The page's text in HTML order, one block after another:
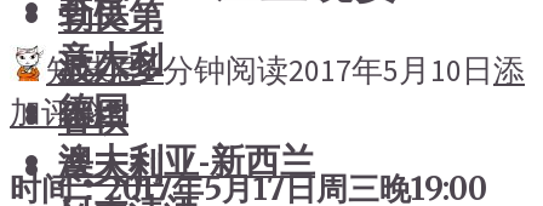
意大利
德国
澳大利亚-新西兰
勃艮第
波尔多
香槟
意大利
知味君1 分钟阅读2017年5月10日添
加评论
时间：2017年5月17日周三晚19:00